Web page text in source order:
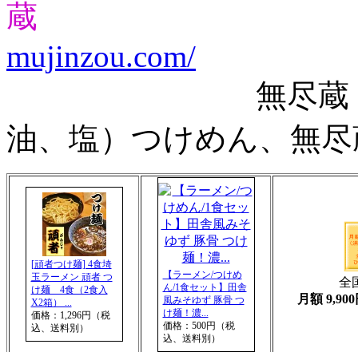
蔵
mujinzou.com/
無尽蔵（醤油
油、塩）つけめん、無
[頑者つけ麺] 4食埼
玉ラーメン 頑者 つ
け麺 4食（2食入
X2箱） ...
価格：1,296円（税
込、送料別）
【ラーメン/つけめ
ん/1食セット】田舎
風みそゆず 豚骨 つ
け麺！濃...
価格：500円（税
込、送料別）
全
月額 9,900